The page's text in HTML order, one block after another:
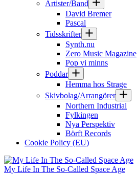
Artister/Band
David Bremer
Pascal
Tidsskrifter
Synth.nu
Zero Music Magazine
Pop vi minns
Poddar
Hemma hos Strage
Skivbolag/Arrangörer
Northern Industrial
Fylkingen
Nya Perspektiv
Börft Records
Cookie Policy (EU)
My Life In The So-Called Space Age